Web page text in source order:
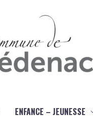
ENFANCE – JEUNESSE